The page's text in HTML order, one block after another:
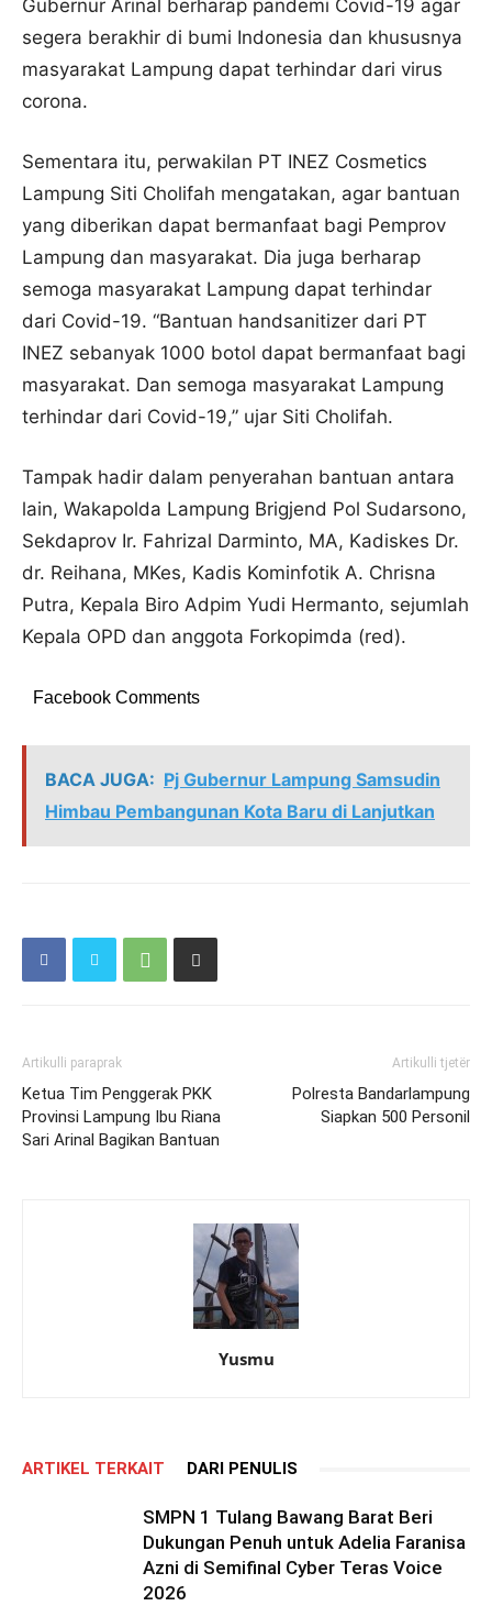
Gubernur Arinal berharap pandemi Covid-19 agar
segera berakhir di bumi Indonesia dan khususnya
masyarakat Lampung dapat terhindar dari virus
corona.
Sementara itu, perwakilan PT INEZ Cosmetics
Lampung Siti Cholifah mengatakan, agar bantuan
yang diberikan dapat bermanfaat bagi Pemprov
Lampung dan masyarakat. Dia juga berharap
semoga masyarakat Lampung dapat terhindar
dari Covid-19. “Bantuan handsanitizer dari PT
INEZ sebanyak 1000 botol dapat bermanfaat bagi
masyarakat. Dan semoga masyarakat Lampung
terhindar dari Covid-19,” ujar Siti Cholifah.
Tampak hadir dalam penyerahan bantuan antara
lain, Wakapolda Lampung Brigjend Pol Sudarsono,
Sekdaprov Ir. Fahrizal Darminto, MA, Kadiskes Dr.
dr. Reihana, MKes, Kadis Kominfotik A. Chrisna
Putra, Kepala Biro Adpim Yudi Hermanto, sejumlah
Kepala OPD dan anggota Forkopimda (red).
Facebook Comments
BACA JUGA: Pj Gubernur Lampung Samsudin
Himbau Pembangunan Kota Baru di Lanjutkan
Artikulli paraprak
Ketua Tim Penggerak PKK
Provinsi Lampung Ibu Riana
Sari Arinal Bagikan Bantuan
Artikulli tjetër
Polresta Bandarlampung
Siapkan 500 Personil
Yusmu
ARTIKEL TERKAIT DARI PENULIS
SMPN 1 Tulang Bawang Barat Beri
Dukungan Penuh untuk Adelia Faranisa
Azni di Semifinal Cyber Teras Voice
2026